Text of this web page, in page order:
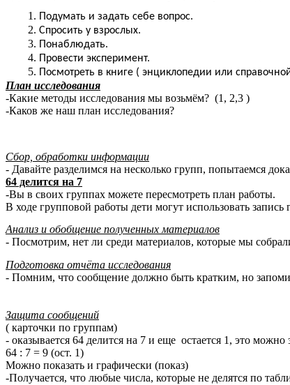
Подумать и задать себе вопрос.
Спросить у взрослых.
Понаблюдать.
Провести эксперимент.
Посмотреть в книге ( энциклопедии или
План исследования
-Какие методы исследования мы возьмём? (1, 2,3 )
-Каков же наш план исследования?
Сбор, обработки информации
- Давайте разделимся на несколько групп, попытаемся
64 делится на 7
-Вы в своих группах можете пересмотреть план работы.
В ходе групповой работы дети могут использовать
Анализ и обобщение полученных материалов
- Посмотрим, нет ли среди материалов, которые мы
Подготовка отчёта исследования
- Помним, что сообщение должно быть кратким, но
Защита сообщений
( карточки по группам)
- оказывается 64 делится на 7 и еще остается 1, это можно
64 : 7 = 9 (ост. 1)
Можно показать и графически (показ)
-Получается, что любые числа, которые не делятся по